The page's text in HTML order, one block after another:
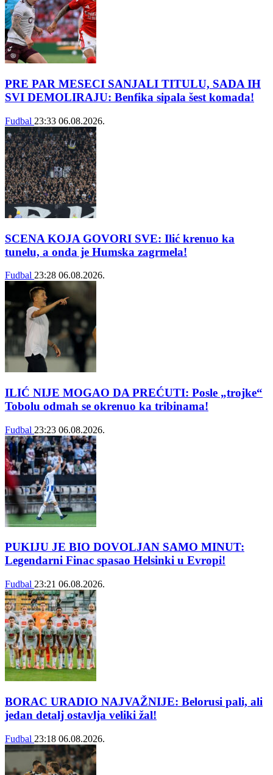
PRE PAR MESECI SANJALI TITULU, SADA IH
SVI DEMOLIRAJU: Benfika sipala šest komada!
Fudbal 23:33 06.08.2026.
SCENA KOJA GOVORI SVE: Ilić krenuo ka
tunelu, a onda je Humska zagrmela!
Fudbal 23:28 06.08.2026.
ILIĆ NIJE MOGAO DA PREĆUTI: Posle „trojke“
Tobolu odmah se okrenuo ka tribinama!
Fudbal 23:23 06.08.2026.
PUKIJU JE BIO DOVOLJAN SAMO MINUT:
Legendarni Finac spasao Helsinki u Evropi!
Fudbal 23:21 06.08.2026.
BORAC URADIO NAJVAŽNIJE: Belorusi pali, ali
jedan detalj ostavlja veliki žal!
Fudbal 23:18 06.08.2026.